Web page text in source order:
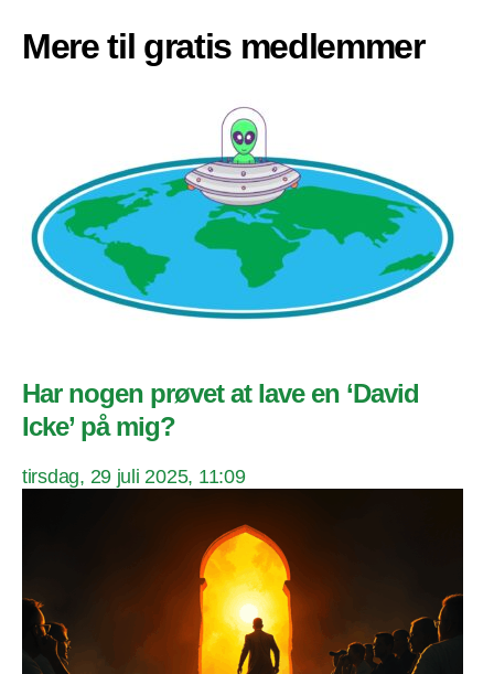
Mere til gratis medlemmer
Har nogen prøvet at lave en ‘David
Icke’ på mig?
tirsdag, 29 juli 2025, 11:09